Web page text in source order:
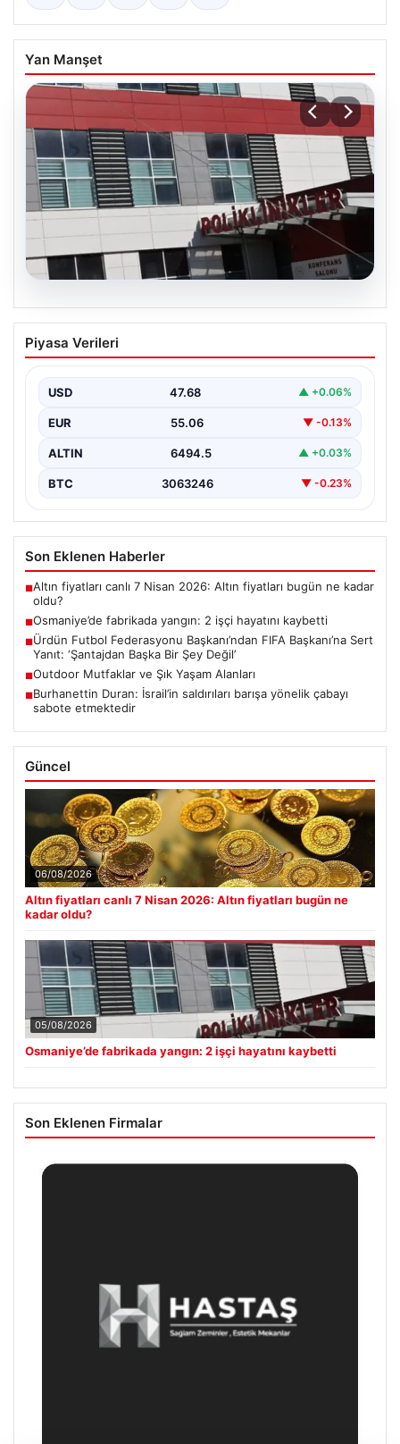
Yan Manşet
Osmaniye’de fabrikada yangın: 2 işçi
hayatını kaybetti
Piyasa Verileri
USD 47.68 ▲ +0.06%
EUR 55.06 ▼ -0.13%
ALTIN 6494.5 ▲ +0.03%
BTC 3063246 ▼ -0.23%
Son Eklenen Haberler
■Altın fiyatları canlı 7 Nisan 2026: Altın fiyatları bugün ne kadar
oldu?
■Osmaniye’de fabrikada yangın: 2 işçi hayatını kaybetti
■Ürdün Futbol Federasyonu Başkanı’ndan FIFA Başkanı’na Sert
Yanıt: ‘Şantajdan Başka Bir Şey Değil’
■Outdoor Mutfaklar ve Şık Yaşam Alanları
■Burhanettin Duran: İsrail’in saldırıları barışa yönelik çabayı
sabote etmektedir
Güncel
06/08/2026
Altın fiyatları canlı 7 Nisan 2026: Altın fiyatları bugün ne
kadar oldu?
05/08/2026
Osmaniye’de fabrikada yangın: 2 işçi hayatını kaybetti
Son Eklenen Firmalar